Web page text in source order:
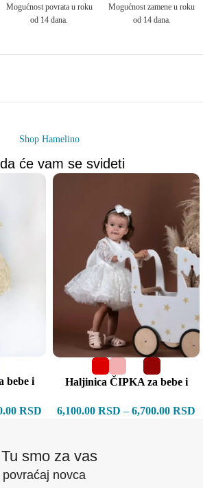
Mogućnost povrata u roku
od 14 dana.
Mogućnost zamene u roku
od 14 dana.
Shop Hamelino
će vam se svideti
bebe i
RSD
Haljinica ČIPKA za bebe i
6,100.00 RSD – 6,700.00 RSD
Tu smo za vas
novca